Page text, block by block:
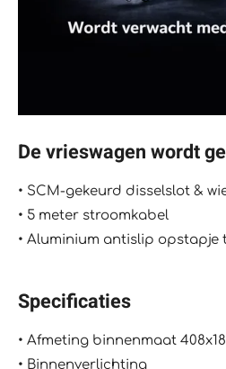
De vrieswagen wordt
•⁠ ⁠SCM-gekeurd disselslot &
•⁠ ⁠5 meter stroomkabel
•⁠ ⁠Aluminium antislip opstapje
Specificaties
•⁠ ⁠Afmeting binnenmaat
•⁠ ⁠Binnenverlichting